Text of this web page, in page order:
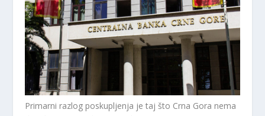
Primarni razlog poskupljenja je taj što Crna Gora nema